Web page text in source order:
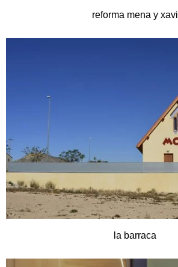
reforma mena y xavi
la barraca